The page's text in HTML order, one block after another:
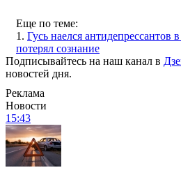
Еще по теме:
1. Гусь наелся антидепрессантов
потерял сознание
Подписывайтесь на наш канал в
новостей дня.
Реклама
Новости
15:43